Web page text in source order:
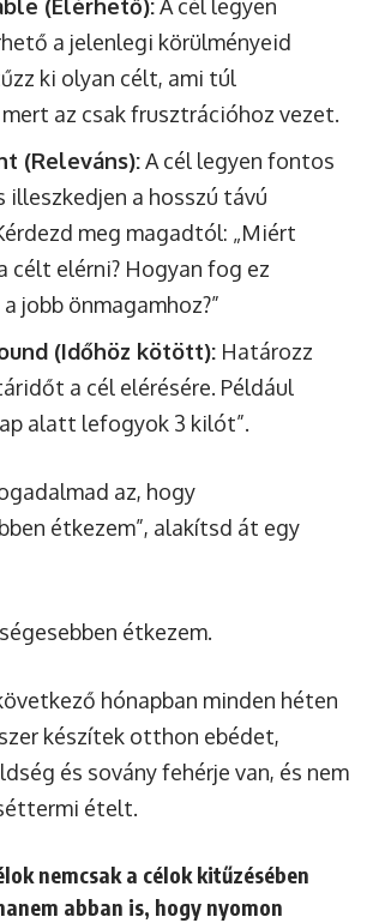
(Elérhető):A cél legyen
a jelenlegi körülményeid
ki olyan célt, ami túl
az csak frusztrációhoz vezet.
(Releváns):A cél legyen fontos
illeszkedjen a hosszú távú
meg magadtól: „Miért
célt elérni? Hogyan fog ez
jobb önmagamhoz?”
(Időhöz kötött): Határozz
a cél elérésére. Például
alatt lefogyok 3 kilót”.
az, hogy
étkezem”, alakítsd át egy
étkezem.
hónapban minden héten
készítek otthon ebédet,
és sovány fehérje van, és nem
ételt.
nemcsak a célok kitűzésében
abban is, hogy nyomon